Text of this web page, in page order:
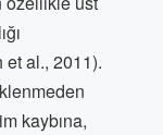
et al., 2011).
kaybına,